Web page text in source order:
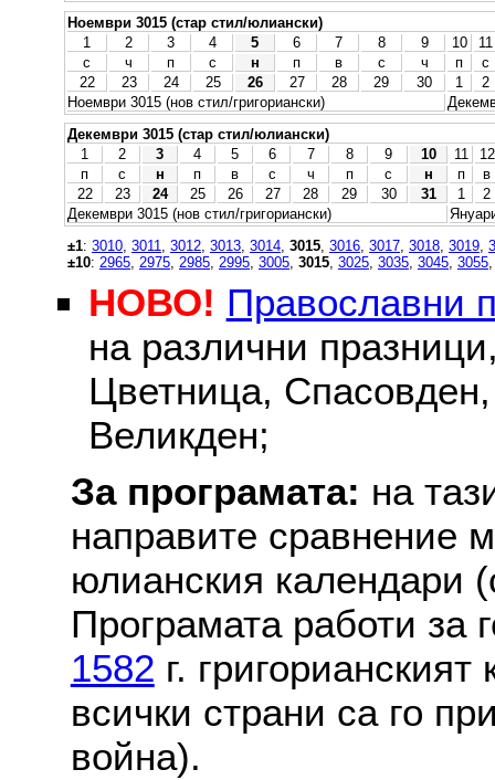
Ноември 3015 (стар стил/юлиански)
1
2 3 4 5 6 7 8 9 10
11
с
ч п с н п в с ч п
с
22
23 24 25 26 27 28 29 30 1
2
Ноември 3015 (нов стил/григориански)
Декември 3015 (стар стил/юлиански)
1
2 3 4 5 6 7 8 9 10 11
12
п
с н п в с ч п с н п
в
22
23 24 25 26 27 28 29 30 31 1
2
Декември 3015 (нов стил/григориански)
±1: 3010 3011 3012 3013 3014 3015 3016 3017 3018 3019
±10: 2965 2975 2985 2995 3005 3015 3025 3035 3045 3055
НОВО! Православни
на различни
Цветница, Спасовден,
Великден;
За програмата: на
направите сравнение
юлианския календари
Програмата работи за
1582 г.
всички страни са го
война).